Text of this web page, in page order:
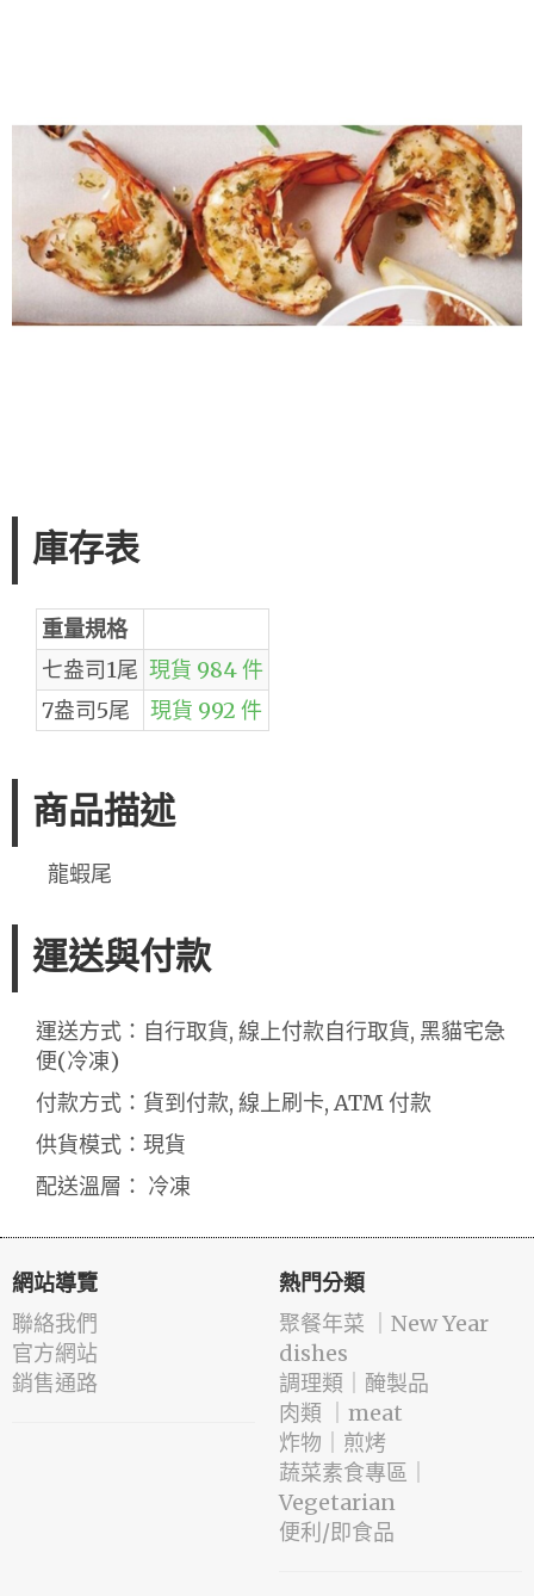
庫存表
重量規格
七盎司1尾 現貨 984 件
7盎司5尾
現貨 992 件
商品描述
龍蝦尾
運送與付款
運送方式：自行取貨, 線上付款自行取貨, 黑貓宅急
便(冷凍)
付款方式：貨到付款, 線上刷卡, ATM 付款
供貨模式：現貨
配送溫層： 冷凍
網站導覽
聯絡我們
官方網站
銷售通路
熱門分類
️聚餐年菜 ｜New Year
dishes
️調理類｜醃製品
肉類 ｜meat
️炸物｜煎烤
蔬菜素食專區｜
Vegetarian
便利/即食品